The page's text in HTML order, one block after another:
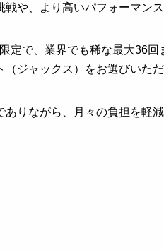
や、より高いパフォーマン
定で、業界でも稀な最大36回
ジャックス）をお選びいた
りながら、月々の負担を軽